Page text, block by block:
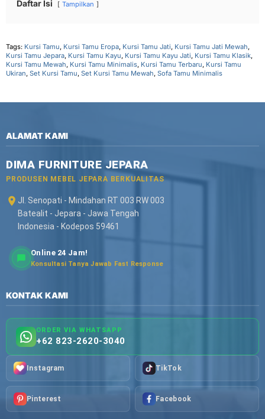
Daftar Isi Tampilkan
Tags: Kursi Tamu, Kursi Tamu Eropa, Kursi Tamu Jati, Kursi Tamu Jati Mewah,
Kursi Tamu Jepara, Kursi Tamu Kayu, Kursi Tamu Kayu Jati, Kursi Tamu Klasik,
Kursi Tamu Mewah, Kursi Tamu Minimalis, Kursi Tamu Terbaru, Kursi Tamu
Ukiran, Set Kursi Tamu, Set Kursi Tamu Mewah, Sofa Tamu Minimalis
ALAMAT KAMI
DIMA FURNITURE JEPARA
PRODUSEN MEBEL JEPARA BERKUALITAS
Jl. Senopati - Mindahan RT 003 RW 003
Batealit - Jepara - Jawa Tengah
Indonesia - Kodepos 59461
Online 24 Jam!
Konsultasi Tanya Jawab Fast Response
KONTAK KAMI
ORDER VIA WHATSAPP
+62 823-2620-3040
Instagram TikTok
Pinterest Facebook